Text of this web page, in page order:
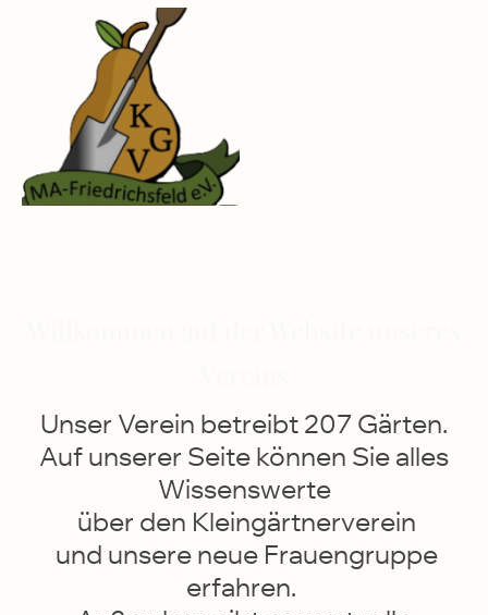
Unser Verein betreibt 207 Gärten.
Auf unserer Seite können Sie alles
Wissenswerte
über den Kleingärtnerverein
und unsere neue Frauengruppe
erfahren.